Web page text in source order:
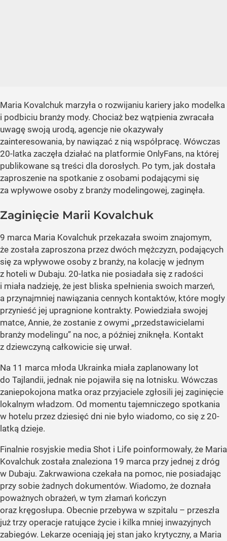
Maria Kovalchuk marzyła o rozwijaniu kariery jako modelka
i podbiciu branży mody. Chociaż bez wątpienia zwracała
uwagę swoją urodą, agencje nie okazywały
zainteresowania, by nawiązać z nią współpracę. Wówczas
20-latka zaczęła działać na platformie OnlyFans, na której
publikowane są treści dla dorosłych. Po tym, jak dostała
zaproszenie na spotkanie z osobami podającymi się
za wpływowe osoby z branży modelingowej, zaginęła.
Zaginięcie Marii Kovalchuk
9 marca Maria Kovalchuk przekazała swoim znajomym,
że została zaproszona przez dwóch mężczyzn, podających
się za wpływowe osoby z branży, na kolację w jednym
z hoteli w Dubaju. 20-latka nie posiadała się z radości
i miała nadzieję, że jest bliska spełnienia swoich marzeń,
a przynajmniej nawiązania cennych kontaktów, które mogły
przynieść jej upragnione kontrakty. Powiedziała swojej
matce, Annie, że zostanie z owymi „przedstawicielami
branży modelingu” na noc, a później zniknęła. Kontakt
z dziewczyną całkowicie się urwał.
Na 11 marca młoda Ukrainka miała zaplanowany lot
do Tajlandii, jednak nie pojawiła się na lotnisku. Wówczas
zaniepokojona matka oraz przyjaciele zgłosili jej zaginięcie
lokalnym władzom. Od momentu tajemniczego spotkania
w hotelu przez dziesięć dni nie było wiadomo, co się z 20-
latką dzieje.
Finalnie rosyjskie media Shot i Life poinformowały, że Maria
Kovalchuk została znaleziona 19 marca przy jednej z dróg
w Dubaju. Zakrwawiona czekała na pomoc, nie posiadając
przy sobie żadnych dokumentów. Wiadomo, że doznała
poważnych obrażeń, w tym złamań kończyn
oraz kręgosłupa. Obecnie przebywa w szpitalu – przeszła
już trzy operacje ratujące życie i kilka mniej inwazyjnych
zabiegów. Lekarze oceniają jej stan jako krytyczny, a Maria